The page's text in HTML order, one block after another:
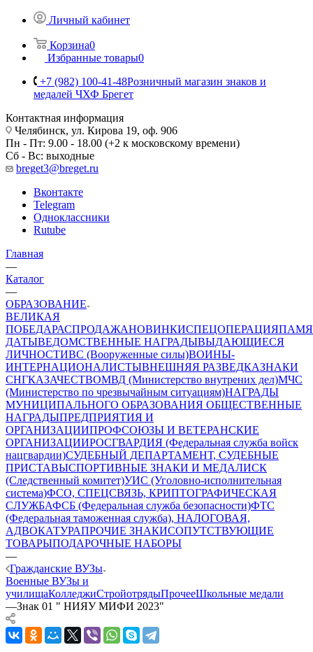
Личный кабинет
Корзина0
Избранные товары0
+7 (982) 100-41-48Розничный магазин знаков и
медалей ЧХФ Брегет
Контактная информация
Челябинск, ул. Кирова 19, оф. 906
Пн - Пт: 9.00 - 18.00 (+2 к московскому времени)
Сб - Вс: выходные
breget3@breget.ru
Вконтакте
Telegram
Одноклассники
Rutube
Главная
—
Каталог
—
ОБРАЗОВАНИЕ
ВЕЛИКАЯ
ПОБЕДАРАСПРОДАЖАНОВИНКИСПЕЦОПЕРАЦИЯ
ДАТЫВЕДОМСТВЕННЫЕ НАГРАДЫВЫДАЮЩИЕСЯ
ЛИЧНОСТИВС (Вооруженные силы)ВОИНЫ-
ИНТЕРНАЦИОНАЛИСТЫВНЕШНЯЯ РАЗВЕДКАЗНАКИ
СНГКАЗАЧЕСТВОМВД (Министерство внутрених дел)МЧС
(Министерство по чрезвычайным ситуациям)НАГРАДЫ
МУНИЦИПАЛЬНОГО ОБРАЗОВАНИЯ ОБЩЕСТВЕННЫЕ
НАГРАДЫПРЕДПРИЯТИЯ И
ОРГАНИЗАЦИИПРОФСОЮЗЫ И ВЕТЕРАНСКИЕ
ОРГАНИЗАЦИИРОСГВАРДИЯ (Федеральная служба войск
нацгвардии)СУДЕБНЫЙ ДЕПАРТАМЕНТ, СУДЕБНЫЕ
ПРИСТАВЫСПОРТИВНЫЕ ЗНАКИ И МЕДАЛИСК
(Следственный комитет)УИС (Уголовно-исполнительная
система)ФСО, СПЕЦСВЯЗЬ, КРИПТОГРАФИЧЕСКАЯ
СЛУЖБАФСБ (Федеральная служба безопасности)ФТС
(Федеральная таможенная служба), НАЛОГОВАЯ,
АДВОКАТУРАПРОЧИЕ ЗНАКИСОПУТСТВУЮЩИЕ
ТОВАРЫПОДАРОЧНЫЕ НАБОРЫ
—
Гражданские ВУЗы
Военные ВУЗы и
училищаКолледжиСтройотрядыПрочееШкольные медали
—Знак 01 " НИЯУ МИФИ 2023"